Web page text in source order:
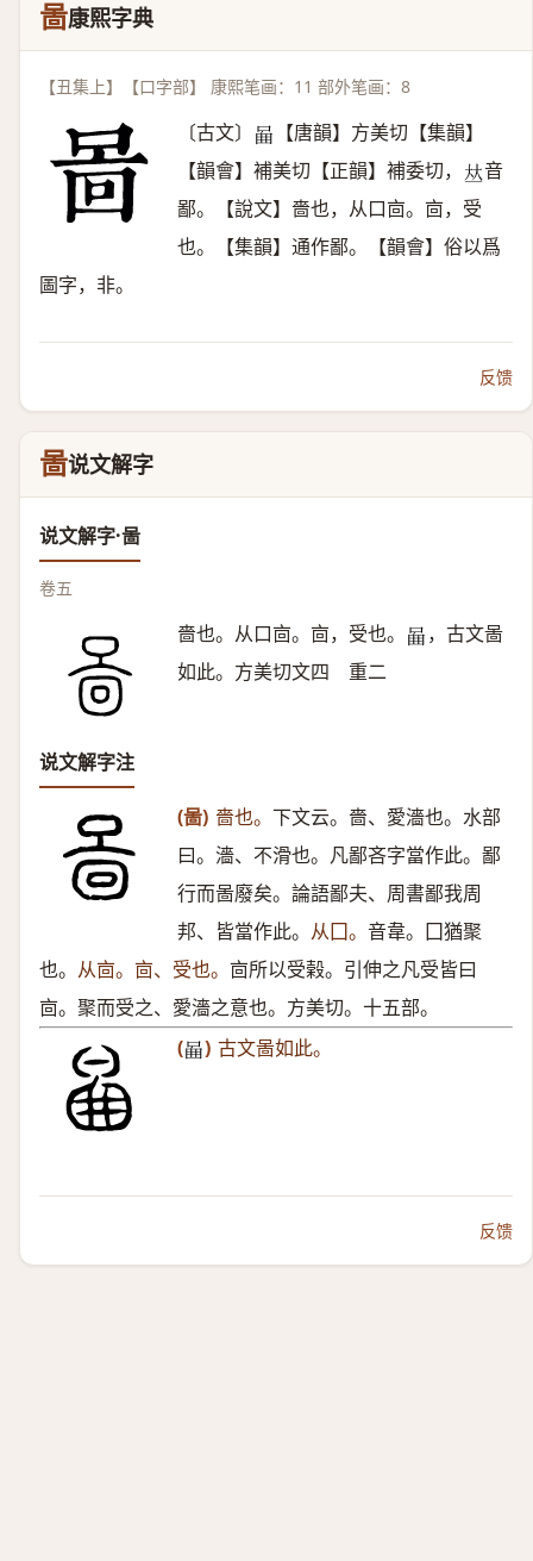
啚康熙字典
【丑集上】【口字部】 康熙笔画：11 部外笔画：8
〔古文〕 𠴿
【唐韻】方美切【集韻】
【韻會】補美切【正韻】補委切， 𠀤音
鄙。【說文】嗇也，从口㐭。㐭，受
也。【集韻】通作鄙。【韻會】俗以爲
圖字，非。
反馈
啚说文解字
说文解字·啚
卷五
嗇也。从口㐭。㐭，受也。 𠴿 ，古文啚
如此。方美切文四 重二
说文解字注
(啚) 嗇也。 下文云。嗇、愛濇也。水部
曰。濇、不滑也。凡鄙吝字當作此。鄙
行而啚廢矣。論語鄙夫、周書鄙我周
邦、皆當作此。 从囗。 音韋。囗猶聚
也。 从㐭。㐭、受也。 㐭所以受榖。引伸之凡受皆曰
㐭。聚而受之、愛濇之意也。方美切。十五部。
(𠴿 ) 古文啚如此。
反馈